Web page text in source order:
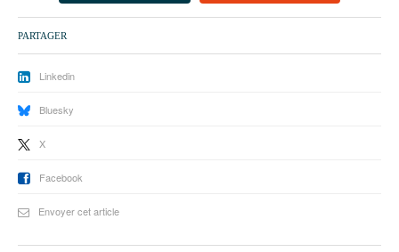
PARTAGER
Linkedin
Bluesky
X
Facebook
Envoyer cet article